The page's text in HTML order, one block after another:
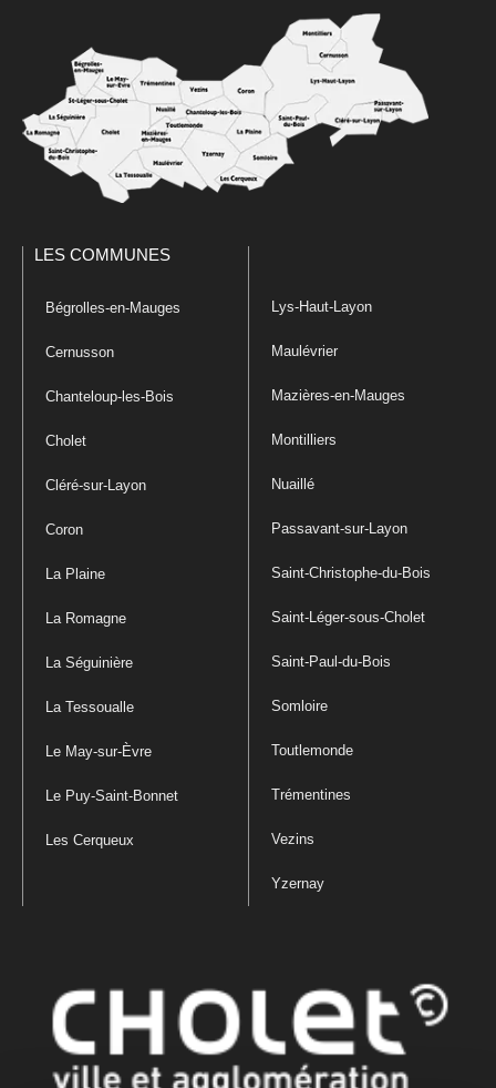
LES COMMUNES
Bégrolles-en-Mauges
Cernusson
Chanteloup-les-Bois
Cholet
Cléré-sur-Layon
Coron
La Plaine
La Romagne
La Séguinière
La Tessoualle
Le May-sur-Èvre
Le Puy-Saint-Bonnet
Les Cerqueux
Lys-Haut-Layon
Maulévrier
Mazières-en-Mauges
Montilliers
Nuaillé
Passavant-sur-Layon
Saint-Christophe-du-Bois
Saint-Léger-sous-Cholet
Saint-Paul-du-Bois
Somloire
Toutlemonde
Trémentines
Vezins
Yzernay